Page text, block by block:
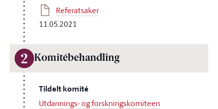
Referatsaker
11.05.2021
2 Komitébehandling
Tildelt komité
Utdannings- og forskningskomiteen